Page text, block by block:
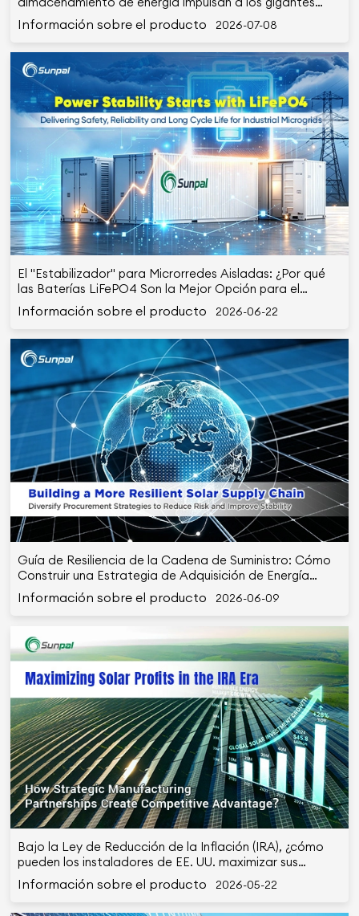
mineros hacia objetivos de cero emisiones netas?
Información sobre el producto 2026-07-08
El "Estabilizador" para Microrredes Aisladas: ¿Por qué
las Baterías LiFePO4 Son la Mejor Opción para el
Almacenamiento de Energía de Grado Industrial?
Información sobre el producto 2026-06-22
Guía de Resiliencia de la Cadena de Suministro: Cómo
Construir una Estrategia de Adquisición de Energía
Solar + Almacenamiento Independiente de una Sola
Región
Información sobre el producto 2026-06-09
Bajo la Ley de Reducción de la Inflación (IRA), ¿cómo
pueden los instaladores de EE. UU. maximizar sus
ganancias asociándose con los principales fabricantes
chinos?
Información sobre el producto 2026-05-22